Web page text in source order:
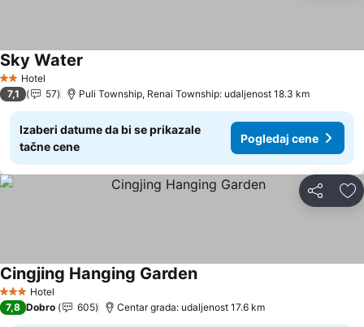
2 Zvezdice
Hotel
Sky Water
7,1 57 Puli Township, Renai Township: udaljenost 18.3 km
Izaberi datume da bi se prikazale
tačne cene
Pogledaj cene
Deli
3 Zvezdice
Hotel
Cingjing Hanging GardenPogledaj cene
7,8 Dobro 605 Centar grada: udaljenost 17.6 km